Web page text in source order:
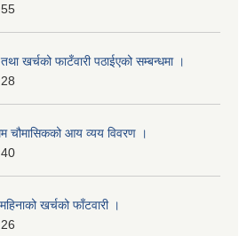
खर्चको फाटँवारी पठाईएको सम्बन्धमा ।
आय व्यय विवरण ।
खर्चको फाँटवारी ।